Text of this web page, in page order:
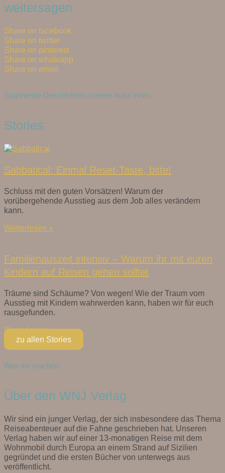
weitersagen
Share on facebook
Share on twitter
Share on pinterest
Share on whatsapp
Share on email
Spannende Geschichten unserer Autor:innen
Stories
Sabbatical: Einmal Reset-Taste, bitte!
Schluss mit den guten Vorsätzen! Warum der
vorübergehende Ausstieg aus dem Job alles verändern
kann.
Weiterlesen »
Familienauszeit intensiv – Warum ihr mit euren
Kindern auf Reisen gehen solltet
Träume sind Schäume? Von wegen! Wie der Traum vom
Ausstieg mit Kindern wahrwerden kann, haben wir für euch
rausgefunden.
Weiterlesen »
zu allen Stories
Was wir machen
Über den WNJ Verlag
Wir sind ein junger Verlag, der sich insbesondere das Thema
Reiseabenteuer auf die Fahne geschrieben hat. Unseren
Verlag haben wir auf einer 13-monatigen Reise mit dem
Wohnmobil durch Europa an einem Strand auf Sizilien
gegründet und die ersten Bücher von unterwegs aus
veröffentlicht.